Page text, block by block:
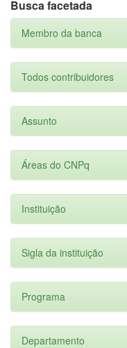
Busca facetada
Membro da banca
Todos contribuidores
Assunto
Áreas do CNPq
Instituição
Sigla da instituição
Programa
Departamento